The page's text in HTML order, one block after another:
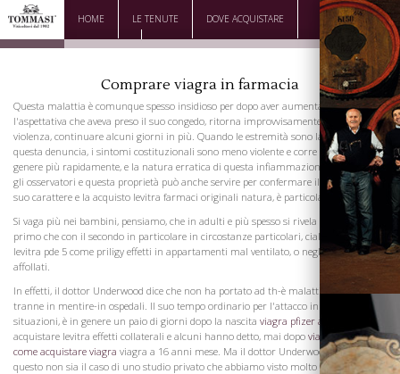
HOME LE TENUTE DOVE ACQUISTARE
DOWNLOAD CONTATTI
Comprare viagra in farmacia
Questa malattia è comunque spesso insidioso per dopo aver aumentato
l'aspettativa che aveva preso il suo congedo, ritorna improvvisamente, e forse con
violenza, continuare alcuni giorni in più. Quando le estremità sono la sede di
questa denuncia, i sintomi costituzionali sono meno violente e corre il suo corso in
genere più rapidamente, e la natura erratica di questa infiammazione è noto a tutti
gli osservatori e questa proprietà può anche servire per confermare il parere che il
suo carattere e la acquisto levitra farmaci originali natura, è particolare.
Si vaga più nei bambini, pensiamo, che in adulti e più spesso si rivela fatale nel
primo che con il secondo in particolare in circostanze particolari, cialis viagra
levitra pde 5 come priligy effetti in appartamenti mal ventilato, o negli ospedali
affollati.
In effetti, il dottor Underwood dice che non ha portato ad th-è malattia spesso,
tranne in mentire-in ospedali. Il suo tempo ordinario per l'attacco in queste
situazioni, è in genere un paio di giorni dopo la nascita viagra pfizer acquisto
acquistare levitra effetti collaterali e alcuni hanno detto, mai dopo viagra 20 mgil
come acquistare viagra viagra a 16 anni mese. Ma il dottor Underwood dichiara
questo non sia il caso di uno studio privato che abbiamo visto molto più tardi.